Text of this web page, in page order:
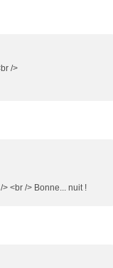
/>
<br /> Bonne... nuit !